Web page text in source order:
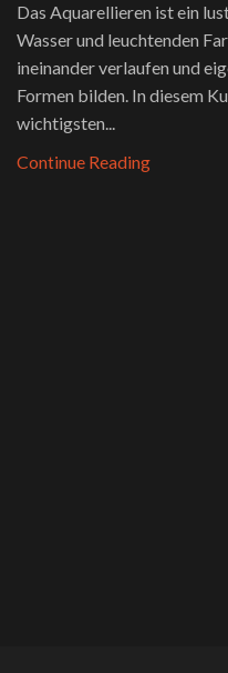
Das Aquarellieren ist ein
Wasser und leuchtenden
ineinander verlaufen und
Formen bilden. In diesem
wichtigsten...
Continue Reading